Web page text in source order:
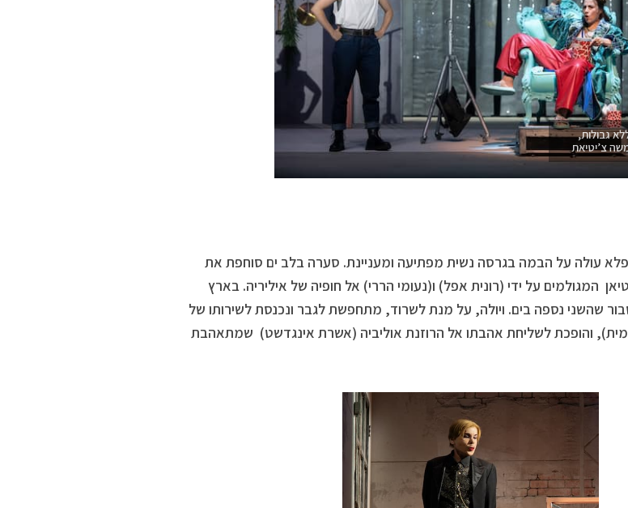
גבולות,
צ’יטיאת
עולה על הבמה בגרסה נשית מפתיעה ומעניינת. סערה בלב ים סוחפת את
המגולמים על ידי (רונית אפל) ו(נעומי הררי) אל חופיה של איליריה. בארץ
שהשני נספה בים. ויולה, על מנת לשרוד, מתחפשת לגבר ונכנסת לשירותו של
והופכת לשליחת אהבתו אל הרוזנת אוליביה (אשרת אינגדשט) שמתאהבת